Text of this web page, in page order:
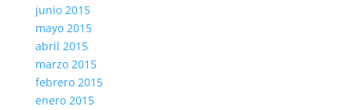
junio 2015
mayo 2015
abril 2015
marzo 2015
febrero 2015
enero 2015